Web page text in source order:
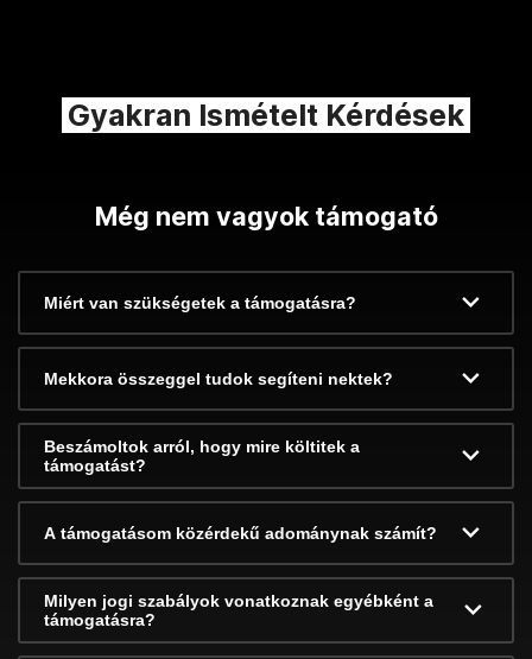
Gyakran Ismételt Kérdések
Még nem vagyok támogató
Miért van szükségetek a támogatásra?
Mekkora összeggel tudok segíteni nektek?
Beszámoltok arról, hogy mire költitek a
támogatást?
A támogatásom közérdekű adománynak számít?
Milyen jogi szabályok vonatkoznak egyébként a
támogatásra?